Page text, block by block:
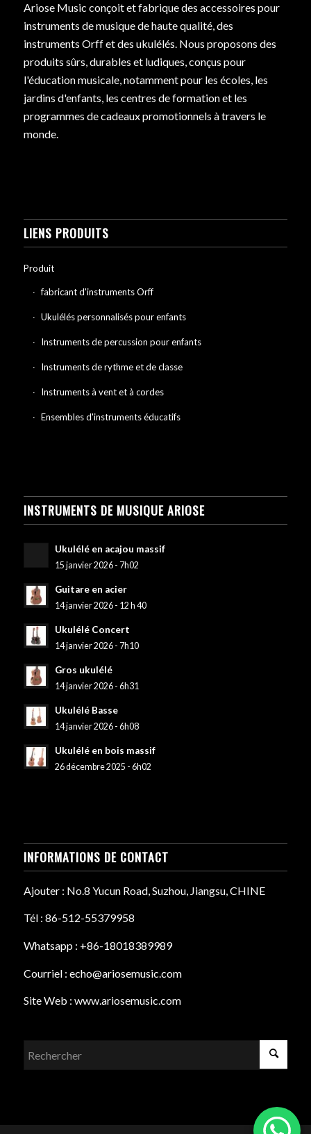
Ariose Music conçoit et fabrique des accessoires pour
instruments de musique de haute qualité, des
instruments Orff et des ukulélés. Nous proposons des
produits sûrs, durables et ludiques, conçus pour
l'éducation musicale, notamment pour les écoles, les
jardins d'enfants, les centres de formation et les
programmes de cadeaux promotionnels à travers le
monde.
LIENS PRODUITS
Produit
fabricant d'instruments Orff
Ukulélés personnalisés pour enfants
Instruments de percussion pour enfants
Instruments de rythme et de classe
Instruments à vent et à cordes
Ensembles d'instruments éducatifs
INSTRUMENTS DE MUSIQUE ARIOSE
Ukulélé en acajou massif
15 janvier 2026 - 7h02
Guitare en acier
14 janvier 2026 - 12 h 40
Ukulélé Concert
14 janvier 2026 - 7h10
Gros ukulélé
14 janvier 2026 - 6h31
Ukulélé Basse
14 janvier 2026 - 6h08
Ukulélé en bois massif
26 décembre 2025 - 6h02
INFORMATIONS DE CONTACT
Ajouter : No.8 Yucun Road, Suzhou, Jiangsu, CHINE
Tél : 86-512-55379958
Whatsapp : +86-18018389989
Courriel : echo@ariosemusic.com
Site Web : www.ariosemusic.com